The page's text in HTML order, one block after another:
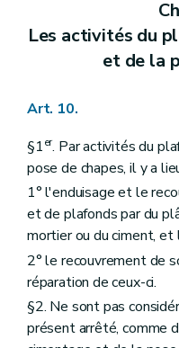
Les activités du
et de la
Art. 10.
§1er. Par activités du
pose de chapes, il y a
1° l'enduisage et le
et de plafonds par du
mortier ou du ciment, et
2° le recouvrement de
réparation de ceux-ci.
§2. Ne sont pas
présent arrêté, comme